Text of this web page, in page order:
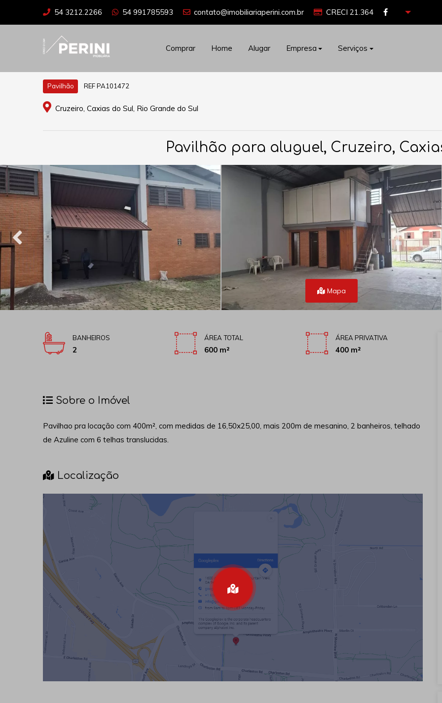
54 3212.2266 54 991785593 contato@imobiliariaperini.com.br CRECI 21.364
Comprar Home Alugar Empresa Serviços
Pavilhão REF PA101472
Cruzeiro, Caxias do Sul, Rio Grande do Sul
Pavilhão para aluguel, Cruzeiro,
Mapa
BANHEIROS
2
ÁREA TOTAL
600 m²
ÁREA PRIVATIVA
400 m²
Sobre o Imóvel
Pavilhao pra locação com 400m², com medidas de 16,50x25,00, mais 200m de mesanino, 2 banheiros, telhado
de Azuline com 6 telhas translucidas.
Localização